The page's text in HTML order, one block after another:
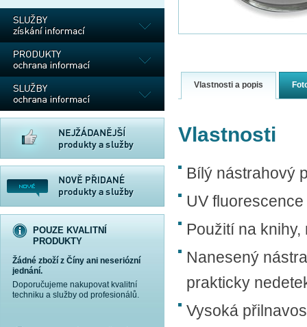
POUZE KVALITNÍ
PRODUKTY
Žádné zboží z Číny ani neseriózní
jednání.
Doporučujeme nakupovat kvalitní
techniku a služby od profesionálů.
Vlastnosti a popis
Vlastnosti
Bílý nástrahový
UV
Použití na
Nanesený
prakticky
Vysoká